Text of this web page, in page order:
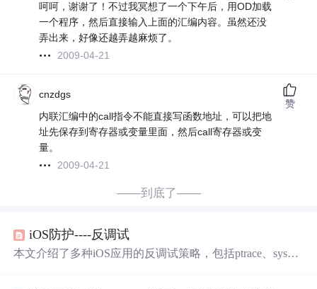
呵呵，谢谢了！不过我冥想了一个下午后，用OD加载
一个程序，然后直接输入上面的汇编内容。虽然还没
弄出来，好像还越弄越麻烦了。
2009-04-21
cnzdgs
内联汇编中的call指令不能直接写函数地址，可以把地
址先保存到寄存器或变量里面，然后call寄存器或变
量。
2009-04-21
赞
——到底了——
iOS防护----反调试
本文介绍了多种iOS应用的反调试策略，包括ptrace、sysct